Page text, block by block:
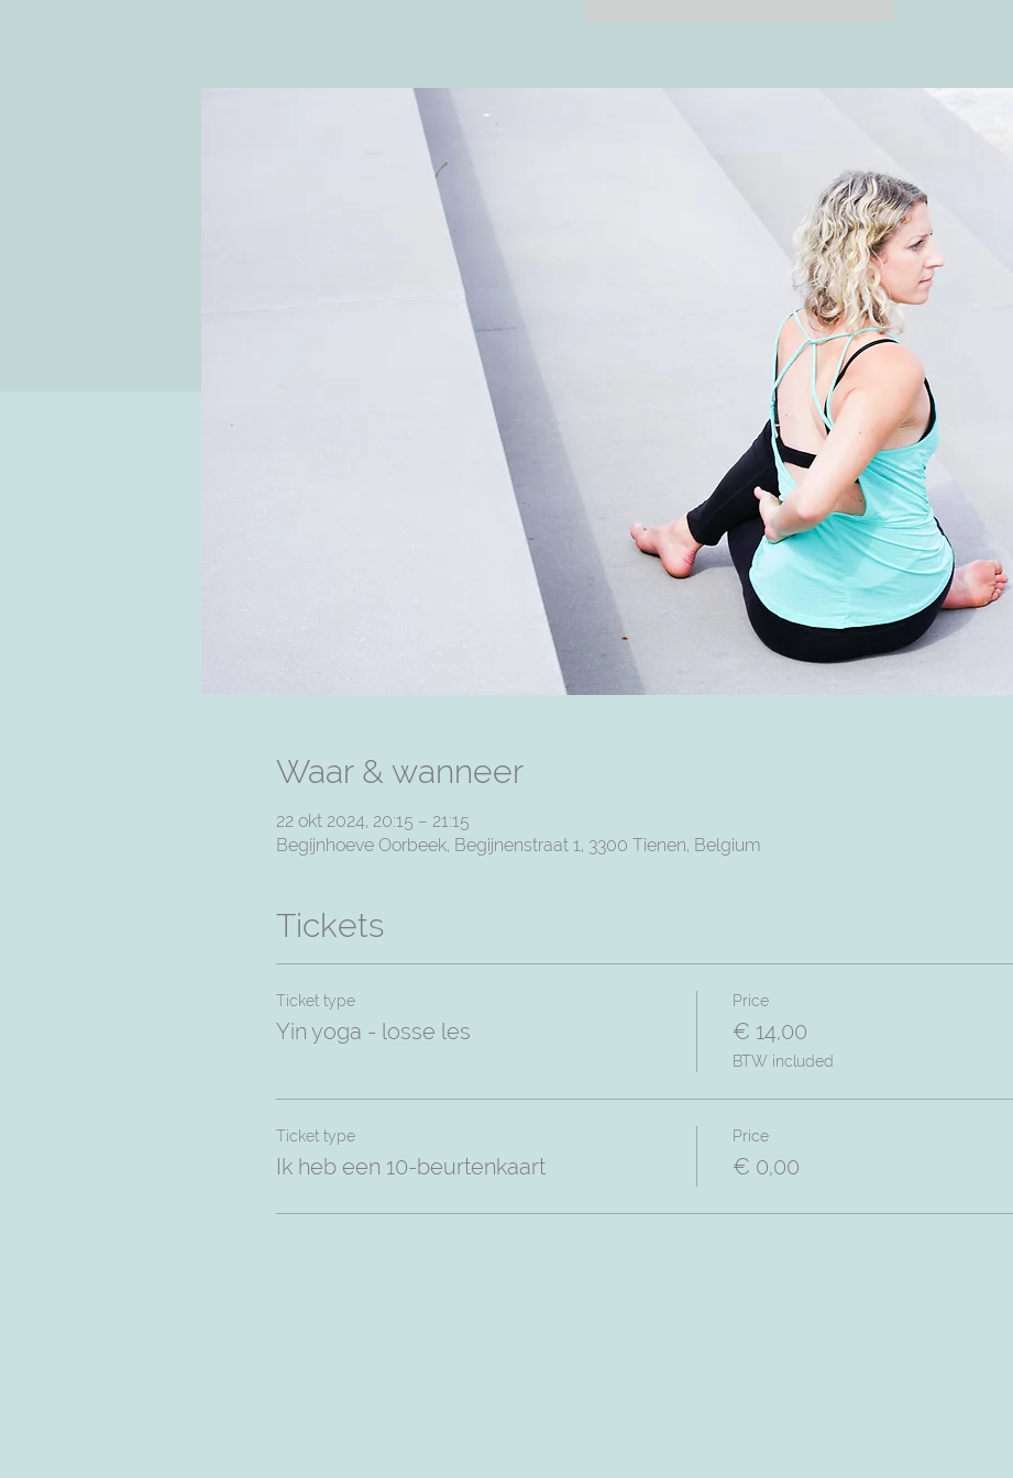
Waar & wanneer
22 okt 2024, 20:15 – 21:15
Begijnhoeve Oorbeek, Begijnenstraat 1, 3300 Tienen, Belgium
Tickets
Ticket type
Yin yoga - losse les
Price
€ 14,00
BTW included
Ticket type
Ik heb een 10-beurtenkaart
Price
€ 0,00